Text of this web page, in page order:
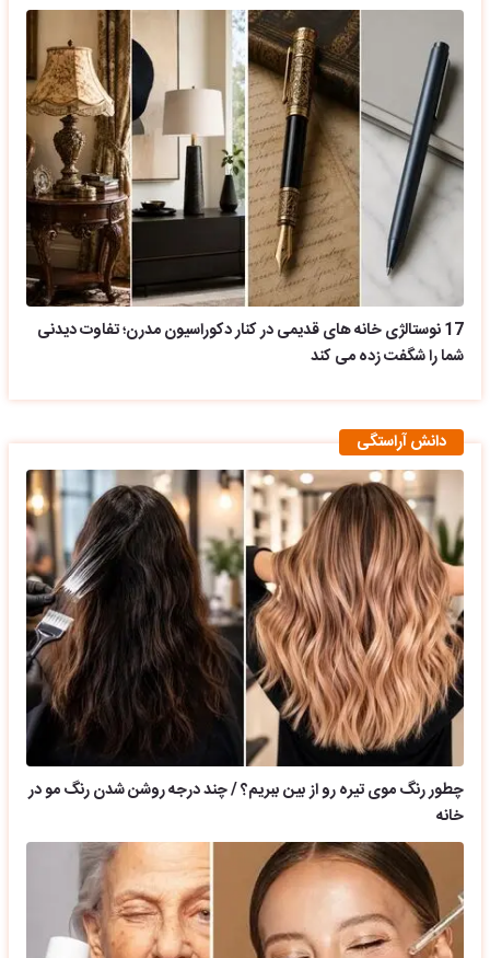
17 نوستالژی خانه های قدیمی در کنار دکوراسیون مدرن؛ تفاوت دیدنی
شما را شگفت زده می کند
دانش آراستگی
چطور رنگ موی تیره رو از بین ببریم؟ / چند درجه روشن شدن رنگ مو در
خانه